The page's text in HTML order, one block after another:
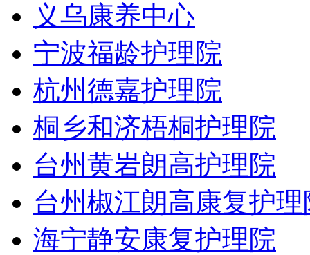
义乌康养中心
宁波福龄护理院
杭州德嘉护理院
桐乡和济梧桐护理院
台州黄岩朗高护理院
台州椒江朗高康复护理
海宁静安康复护理院